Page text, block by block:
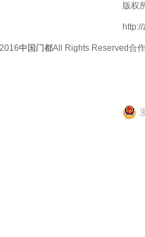
版权
中国门都All Rights Reserved合